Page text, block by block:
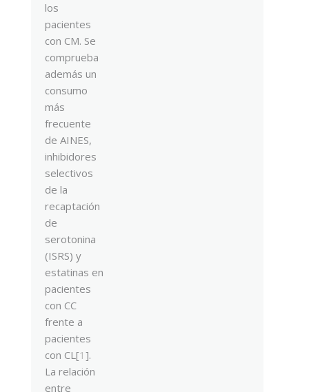
los
pacientes
con CM. Se
comprueba
además un
consumo
más
frecuente
de AINES,
inhibidores
selectivos
de la
recaptación
de
serotonina
(ISRS) y
estatinas en
pacientes
con CC
frente a
pacientes
con CL[1 ].
La relación
entre